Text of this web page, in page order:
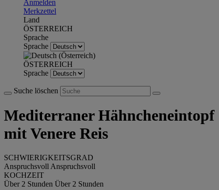
Anmelden
Merkzettel
Land
ÖSTERREICH
Sprache
Sprache
ÖSTERREICH
Sprache
Suche löschen
Mediterraner Hähncheneintopf
mit Venere Reis
SCHWIERIGKEITSGRAD
Anspruchsvoll Anspruchsvoll
KOCHZEIT
Über 2 Stunden Über 2 Stunden